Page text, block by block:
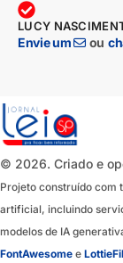
LUCY
Envie um ou
© 2026. Criado e
Projeto construído com
artificial, incluindo
modelos de IA
FontAwesome e